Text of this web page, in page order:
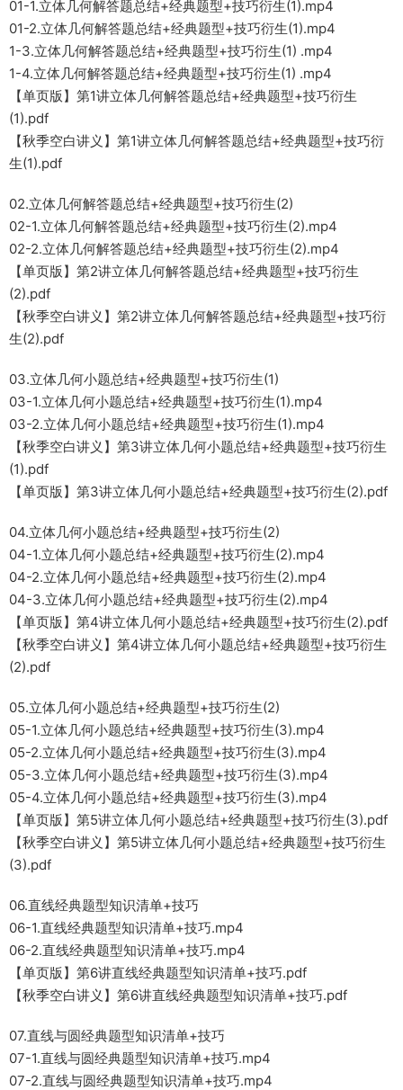
01-1.立体几何解答题总结+经典题型+技巧衍生(1).mp4
01-2.立体几何解答题总结+经典题型+技巧衍生(1).mp4
1-3.立体几何解答题总结+经典题型+技巧衍生(1) .mp4
1-4.立体几何解答题总结+经典题型+技巧衍生(1) .mp4
【单页版】第1讲立体几何解答题总结+经典题型+技巧衍生
(1).pdf
【秋季空白讲义】第1讲立体几何解答题总结+经典题型+技巧衍
生(1).pdf
02.立体几何解答题总结+经典题型+技巧衍生(2)
02-1.立体几何解答题总结+经典题型+技巧衍生(2).mp4
02-2.立体几何解答题总结+经典题型+技巧衍生(2).mp4
【单页版】第2讲立体几何解答题总结+经典题型+技巧衍生
(2).pdf
【秋季空白讲义】第2讲立体几何解答题总结+经典题型+技巧衍
生(2).pdf
03.立体几何小题总结+经典题型+技巧衍生(1)
03-1.立体几何小题总结+经典题型+技巧衍生(1).mp4
03-2.立体几何小题总结+经典题型+技巧衍生(1).mp4
【秋季空白讲义】第3讲立体几何小题总结+经典题型+技巧衍生
(1).pdf
【单页版】第3讲立体几何小题总结+经典题型+技巧衍生(2).pdf
04.立体几何小题总结+经典题型+技巧衍生(2)
04-1.立体几何小题总结+经典题型+技巧衍生(2).mp4
04-2.立体几何小题总结+经典题型+技巧衍生(2).mp4
04-3.立体几何小题总结+经典题型+技巧衍生(2).mp4
【单页版】第4讲立体几何小题总结+经典题型+技巧衍生(2).pdf
【秋季空白讲义】第4讲立体几何小题总结+经典题型+技巧衍生
(2).pdf
05.立体几何小题总结+经典题型+技巧衍生(2)
05-1.立体几何小题总结+经典题型+技巧衍生(3).mp4
05-2.立体几何小题总结+经典题型+技巧衍生(3).mp4
05-3.立体几何小题总结+经典题型+技巧衍生(3).mp4
05-4.立体几何小题总结+经典题型+技巧衍生(3).mp4
【单页版】第5讲立体几何小题总结+经典题型+技巧衍生(3).pdf
【秋季空白讲义】第5讲立体几何小题总结+经典题型+技巧衍生
(3).pdf
06.直线经典题型知识清单+技巧
06-1.直线经典题型知识清单+技巧.mp4
06-2.直线经典题型知识清单+技巧.mp4
【单页版】第6讲直线经典题型知识清单+技巧.pdf
【秋季空白讲义】第6讲直线经典题型知识清单+技巧.pdf
07.直线与圆经典题型知识清单+技巧
07-1.直线与圆经典题型知识清单+技巧.mp4
07-2.直线与圆经典题型知识清单+技巧.mp4